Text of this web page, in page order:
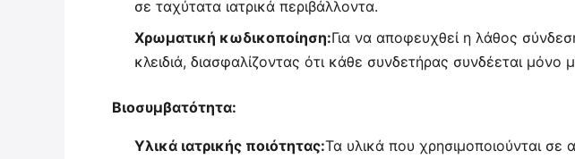
σε ταχύτατα ιατρικά περιβάλλοντα.
Χρωματική κωδικοποίηση:Για να αποφευχθεί η λάθος
κλειδιά, διασφαλίζοντας ότι κάθε συνδετήρας συνδέεται μόνο
Βιοσυμβατότητα:
Υλικά ιατρικής ποιότητας:Τα υλικά που χρησιμοποιούνται σε